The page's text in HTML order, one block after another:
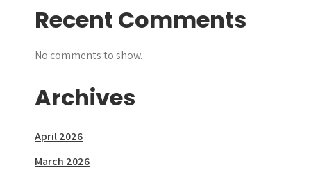
Recent Comments
No comments to show.
Archives
April 2026
March 2026